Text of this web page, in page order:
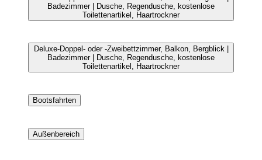
Badezimmer | Dusche, Regendusche, kostenlose
Toilettenartikel, Haartrockner
Deluxe-Doppel- oder -Zweibettzimmer, Balkon, Bergblick |
Badezimmer | Dusche, Regendusche, kostenlose
Toilettenartikel, Haartrockner
Bootsfahrten
Außenbereich